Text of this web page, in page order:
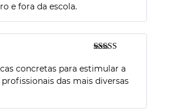
e fora da escola.
de 5
concretas para estimular a
das mais diversas